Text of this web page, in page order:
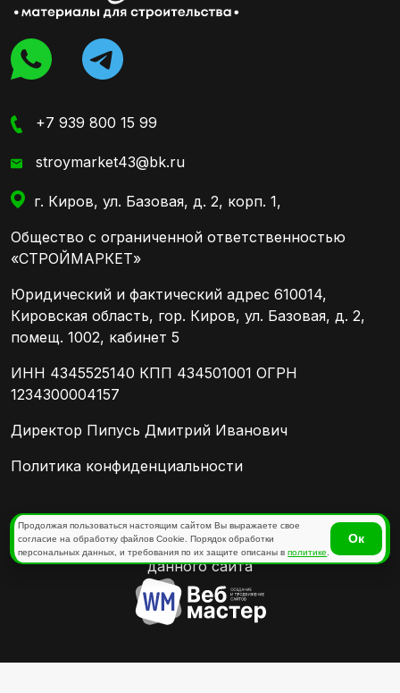
+7 939 800 15 99
stroymarket43@bk.ru
г. Киров, ул. Базовая, д. 2, корп. 1,
Общество с ограниченной ответственностью
«СТРОЙМАРКЕТ»
Юридический и фактический адрес 610014,
Кировская область, гор. Киров, ул. Базовая, д. 2,
помещ. 1002, кабинет 5
ИНН 4345525140 КПП 434501001 ОГРН
1234300004157
Директор Пипусь Дмитрий Иванович
Политика конфиденциальности
Отправляя любую форму на сайте, вы
соглашаетесь сполитикой конфиденциальности
данного сайта
Продолжая пользоваться настоящим сайтом Вы выражаете свое
согласие на обработку файлов Cookie. Порядок обработки
персональных данных, и требования по их защите описаны вполитике
Ок